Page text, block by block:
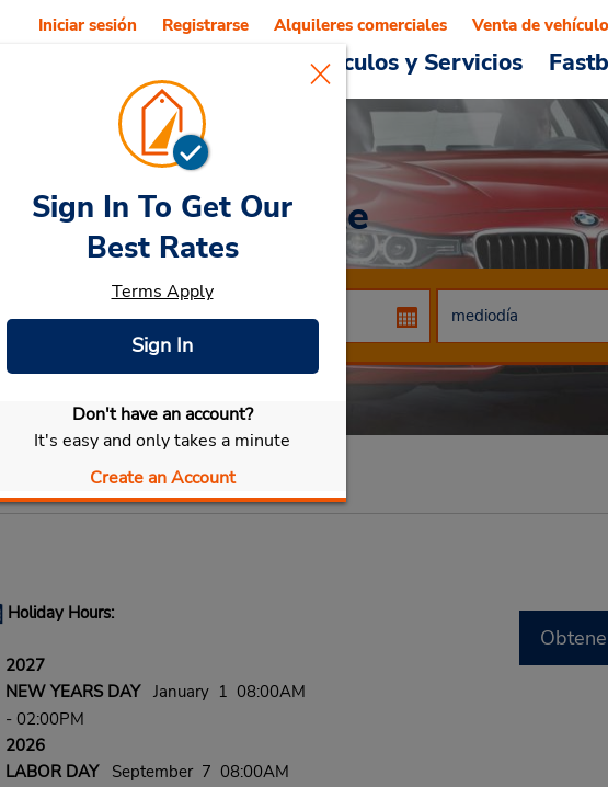
Vehículos y Servicios
Iniciar sesión Registrarse Alquileres comerciales Venta de
a Carat Margate
Seleccionar mi vehículo
Sign In To Get Our
Best Rates
Terms Apply
Sign In
Don't have an account?
It's easy and only takes a minute
Create an Account
Margate Margate
Holiday Hours:
2027
NEW YEARS DAYJanuary 1 08:00AM
- 02:00PM
2026
LABOR DAYSeptember 7 08:00AM